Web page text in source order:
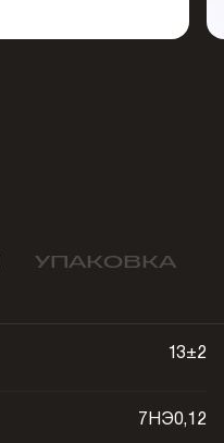
УПАКОВКА
13±2
7НЭ0,12